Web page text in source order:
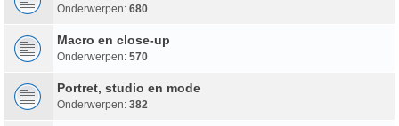
Onderwerpen: 680
Macro en close-up
Onderwerpen: 570
Portret, studio en mode
Onderwerpen: 382